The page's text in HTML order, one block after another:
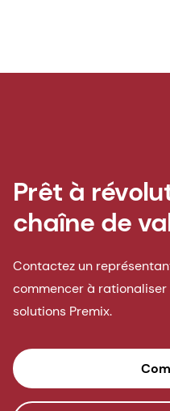
Prêt à
chaîne de
Contactez un
commencer à
solutions Premix.